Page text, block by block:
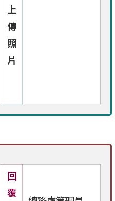
上
傳
照
片
回
覆